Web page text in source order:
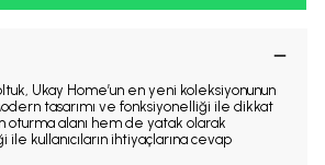
Ukay Home’un en yeni koleksiyonunun
tasarımı ve fonksiyonelliği ile dikkat
oturma alanı hem de yatak olarak
ile kullanıcıların ihtiyaçlarına cevap